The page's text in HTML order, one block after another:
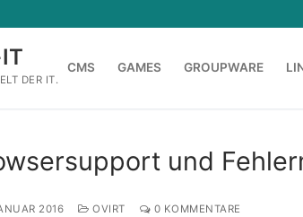
DER IT.
CMS GAMES GROUPWARE
und
2016 OVIRT 0 KOMMENTARE